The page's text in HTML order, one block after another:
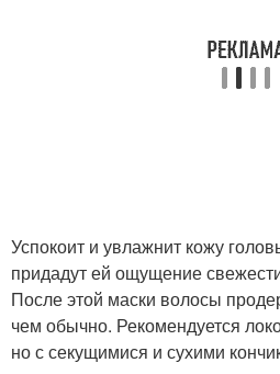
Успокоит и увлажнит кожу
придадут ей ощущение
После этой маски волосы
чем обычно. Рекомендуется
но с секущимися и сухими